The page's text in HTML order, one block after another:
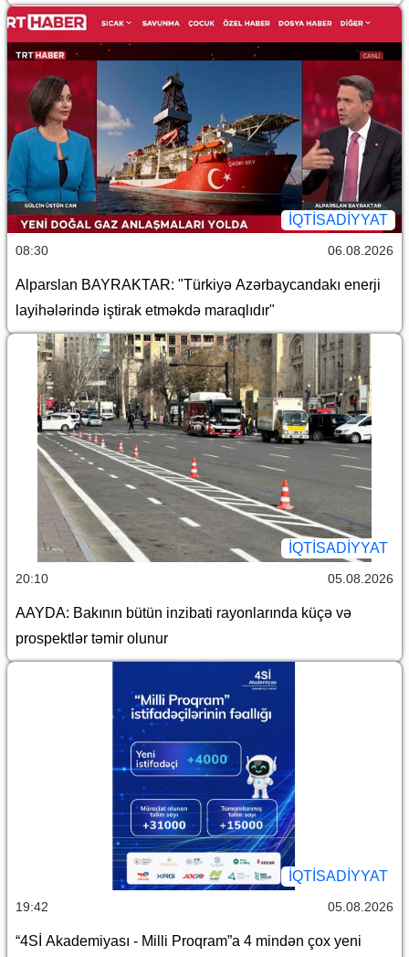
İQTİSADİYYAT
08:30 06.08.2026
Alparslan BAYRAKTAR: "Türkiyə Azərbaycandakı enerji
layihələrində iştirak etməkdə maraqlıdır"
İQTİSADİYYAT
20:10 05.08.2026
AAYDA: Bakının bütün inzibati rayonlarında küçə və
prospektlər təmir olunur
İQTİSADİYYAT
19:42 05.08.2026
“4Sİ Akademiyası - Milli Proqram”a 4 mindən çox yeni